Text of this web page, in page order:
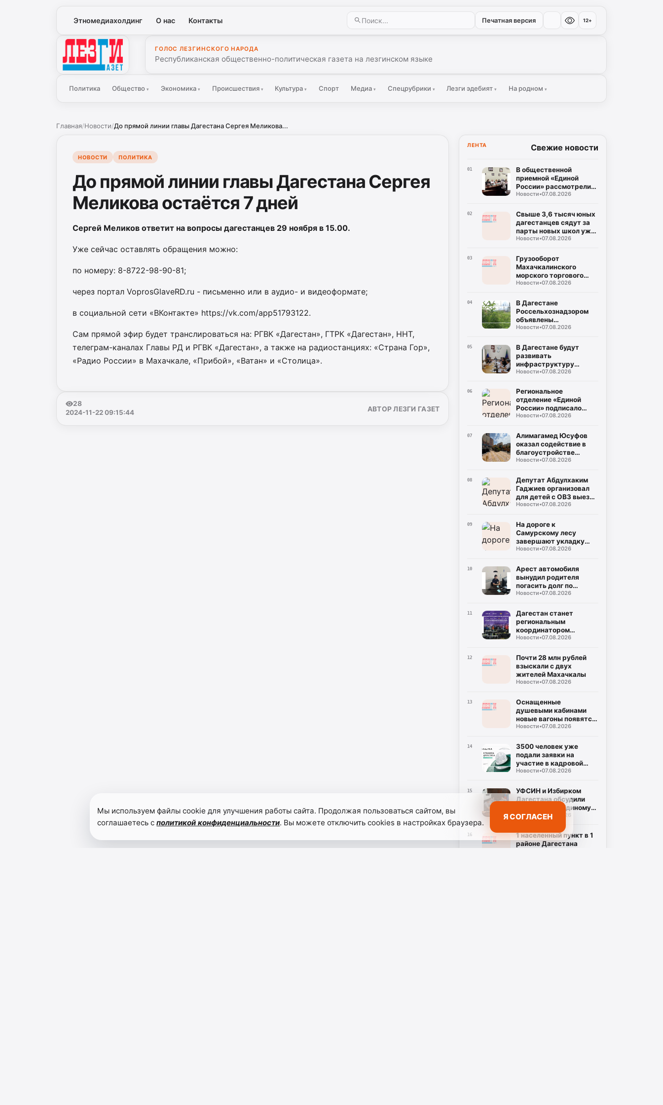
Этномедиахолдинг О нас Контакты Печатная версия 12+
Лезги Газет
ГОЛОС ЛЕЗГИНСКОГО НАРОДА
Республиканская общественно-политическая газета на лезгинском языке
Политика Общество▾ Экономика ▾ Происшествия ▾ Культура▾ Спорт Медиа ▾ Спецрубрики ▾ Лезги эдебият▾ На родном▾
Главная/Новости/До прямой линии главы Дагестана Сергея Меликова...
НОВОСТИ ПОЛИТИКА
До прямой линии главы Дагестана Сергея
Меликова остаётся 7 дней
Сергей Меликов ответит на вопросы дагестанцев 29 ноября в 15.00.
Уже сейчас оставлять обращения можно:
по номеру: 8-8722-98-90-81;
через портал VoprosGlaveRD.ru - письменно или в аудио- и видеоформате;
в социальной сети «ВКонтакте» https://vk.com/app51793122.
Сам прямой эфир будет транслироваться на: РГВК «Дагестан», ГТРК «Дагестан», ННТ,
телеграм-каналах Главы РД и РГВК «Дагестан», а также на радиостанциях: «Страна Гор»,
«Радио России» в Махачкале, «Прибой», «Ватан» и «Столица».
28
2024-11-22 09:15:44
АВТОР ЛЕЗГИ ГАЗЕТ
ЛЕНТА Свежие новости
01
В общественной
приемной «Единой
России» рассмотрели
вопросы участников
образования
Новости•07.08.2026
02
Свыше 3,6 тысяч юных
дагестанцев сядут за
парты новых школ уже
в этом учебном году
Новости•07.08.2026
03
Грузооборот
Махачкалинского
морского торгового
порта с начала года
млн тонн
Новости•07.08.2026
04
В Дагестане
Россельхознадзором
объявлены
предостережения
города и района
Новости•07.08.2026
05
В Дагестане будут
развивать
инфраструктуру
Каспийской флотилии
Новости•07.08.2026
06
Региональное
отделение «Единой
России» подписало
соглашение с
РД
Новости•07.08.2026
07
Алимагамед Юсуфов
оказал содействие в
благоустройстве
территории детского
Новости•07.08.2026
08
Депутат Абдулхаким
Гаджиев организовал
для детей с ОВЗ выезд
на «Главрыбу»
Новости•07.08.2026
09
На дороге к
Самурскому лесу
завершают укладку
асфальта
Новости•07.08.2026
10
Арест автомобиля
вынудил родителя
погасить долг по
алиментам
Новости•07.08.2026
11
Дагестан станет
региональным
координатором
международной акции
общая
ответственность»
Новости•07.08.2026
12
Почти 28 млн рублей
взыскали с двух
жителей Махачкалы
Новости•07.08.2026
13
Оснащенные
душевыми кабинами
новые вагоны появятся
в поездах «Дербент –
Новости•07.08.2026
14
3500 человек уже
подали заявки на
участие в кадровой
программе «Команда
Новости•07.08.2026
15
УФСИН и Избирком
Дагестана обсудили
подготовку к Единому
дню голосования
Новости•07.08.2026
16
1 населенный пункт в 1
районе Дагестана
Мы используем файлы cookie для улучшения работы сайта. Продолжая пользоваться сайтом, вы
соглашаетесь сполитикой конфиденциальности. Вы можете отключить cookies в настройках браузера.
Я СОГЛАСЕН